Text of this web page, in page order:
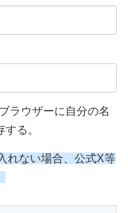
ラウザーに自分の名
る。
れない場合、公式X等